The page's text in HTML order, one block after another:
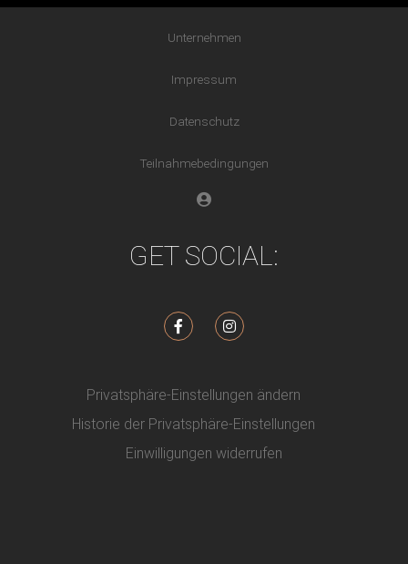
Unternehmen
Impressum
Datenschutz
Teilnahmebedingungen
Login
GET SOCIAL:
a
c
e
o
k
-
f
n
s
t
r
a
m
Privatsphäre-Einstellungen ändern
Historie der Privatsphäre-Einstellungen
Einwilligungen widerrufen